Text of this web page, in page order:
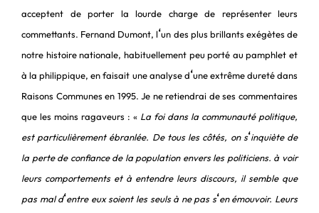
acceptent de porter la lourde charge de représenter leurs
commettants. Fernand Dumont, l‘un des plus brillants exégètes de
notre histoire nationale, habituellement peu porté au pamphlet et
à la philippique, en faisait une analyse d‘une extrême dureté dans
Raisons Communes en 1995. Je ne retiendrai de ses commentaires
que les moins ragaveurs : « La foi dans la communauté politique,
est particulièrement ébranlée. De tous les côtés, on s‘inquiète de
la perte de confiance de la population envers les politiciens. à voir
leurs comportements et à entendre leurs discours, il semble que
pas mal d‘entre eux soient les seuls à ne pas s‘en émouvoir. Leurs